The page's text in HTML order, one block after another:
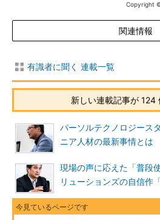
Copyright
関連情報
有識者に聞く 連載一覧
新しい連載記事が 124
パーソルテクノロジース
ニア人材の最新事情とは
現場の声に応えた「普段
リューションズの自信作